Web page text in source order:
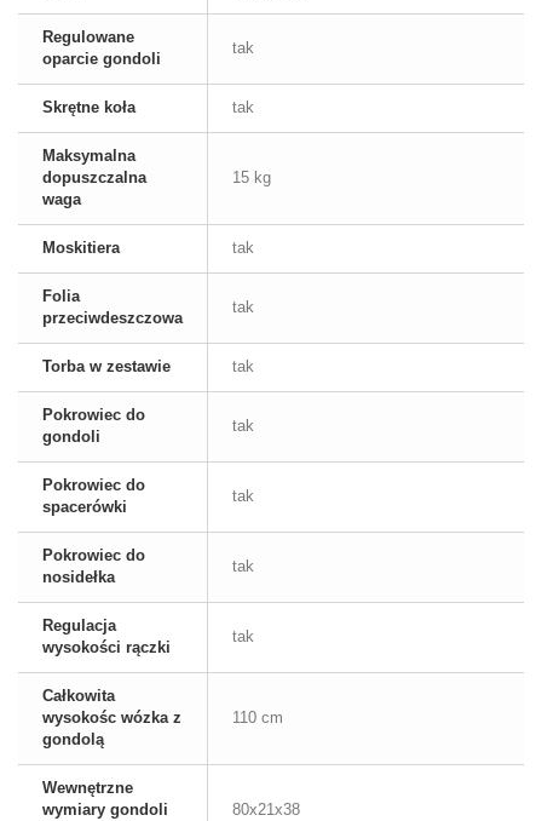
Regulowane
oparcie gondoli
tak
Skrętne koła tak
Maksymalna
dopuszczalna
waga
15 kg
Moskitiera tak
Folia
przeciwdeszczowa
tak
Torba w zestawie tak
Pokrowiec do
gondoli
tak
Pokrowiec do
spacerówki
tak
Pokrowiec do
nosidełka
tak
Regulacja
wysokości rączki
tak
Całkowita
wysokośc wózka z
gondolą
110 cm
Wewnętrzne
wymiary gondoli
80x21x38